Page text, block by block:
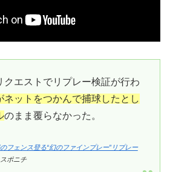
クエストでリプレー検証が行わ
ネットをつかんで捕球したとし
のまま覆らなかった。
フェンス登る“幻のファインプレー”リプレー
ポニチ